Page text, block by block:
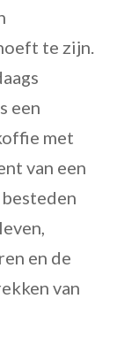
te zijn.
een
met
van een
en de
van